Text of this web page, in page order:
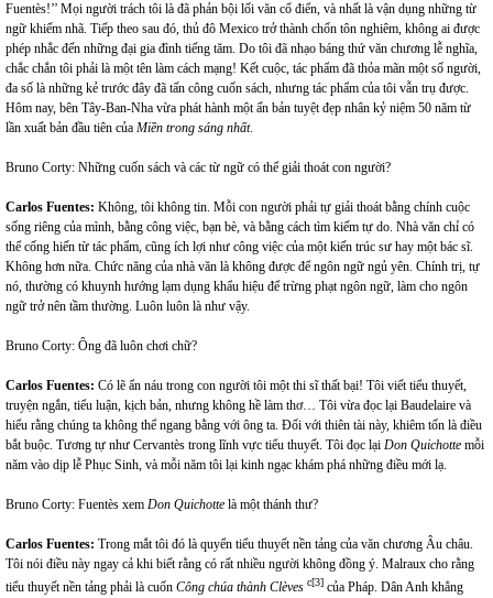
Fuentès!’’ Mọi người trách tôi là đã phản bội lối văn cổ điển, và nhất là vận dụng những từ
ngữ khiếm nhã. Tiếp theo sau đó, thủ đô Mexico trở thành chốn tôn nghiêm, không ai được
phép nhắc đến những đại gia đình tiếng tăm. Do tôi đã nhạo báng thứ văn chương lễ nghĩa,
chắc chắn tôi phải là một tên làm cách mạng! Kết cuộc, tác phẩm đã thỏa mãn một số người,
đa số là những kẻ trước đây đã tấn công cuốn sách, nhưng tác phẩm của tôi vẫn trụ được.
Hôm nay, bên Tây-Ban-Nha vừa phát hành một ấn bản tuyệt đẹp nhân kỷ niệm 50 năm từ
lần xuất bản đầu tiên của Miền trong sáng nhất.
Bruno Corty: Những cuốn sách và các từ ngữ có thể giải thoát con người?
Carlos Fuentes: Không, tôi không tin. Mỗi con người phải tự giải thoát bằng chính cuộc
sống riêng của mình, bằng công việc, bạn bè, và bằng cách tìm kiếm tự do. Nhà văn chỉ có
thể cống hiến từ tác phẩm, cũng ích lợi như công việc của một kiến trúc sư hay một bác sĩ.
Không hơn nữa. Chức năng của nhà văn là không được để ngôn ngữ ngủ yên. Chính trị, tự
nó, thường có khuynh hướng lạm dụng khẩu hiệu để trừng phạt ngôn ngữ, làm cho ngôn
ngữ trở nên tầm thường. Luôn luôn là như vậy.
Bruno Corty: Ông đã luôn chơi chữ?
Carlos Fuentes: Có lẽ ẩn náu trong con người tôi một thi sĩ thất bại! Tôi viết tiểu thuyết,
truyện ngắn, tiểu luận, kịch bản, nhưng không hề làm thơ… Tôi vừa đọc lại Baudelaire và
hiểu rằng chúng ta không thể ngang bằng với ông ta. Đối với thiên tài này, khiêm tốn là điều
bắt buộc. Tương tự như Cervantès trong lĩnh vực tiểu thuyết. Tôi đọc lại Don Quichotte mỗi
năm vào dịp lễ Phục Sinh, và mỗi năm tôi lại kinh ngạc khám phá những điều mới lạ.
Bruno Corty: Fuentès xem Don Quichotte là một thánh thư?
Carlos Fuentes: Trong mắt tôi đó là quyển tiểu thuyết nền tảng của văn chương Âu châu.
Tôi nói điều này ngay cả khi biết rằng có rất nhiều người không đồng ý. Malraux cho rằng
tiểu thuyết nền tảng phải là cuốn Công chúa thành Clèves c[3] của Pháp. Dân Anh khẳng